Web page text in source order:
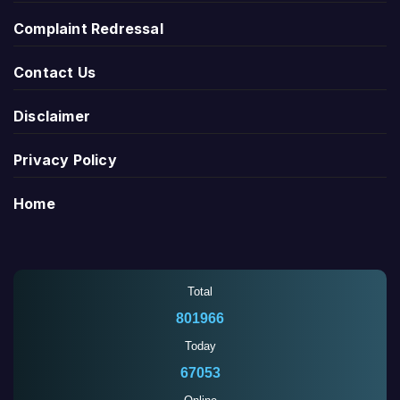
Complaint Redressal
Contact Us
Disclaimer
Privacy Policy
Home
Total
801966
Today
67053